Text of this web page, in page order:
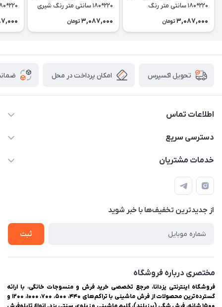
220*180 سانتی متر رنگ
نسکافه ای
3,087,000 تومان
220*180 سانتی متر رنگ شیری
3,087,000 تومان
دریایی
تحویل اکسپرس امکان پرداخت در محل
اطلاعات تماس
03538252575
اینترنتی یزدانا
دسترسی سریع
حساب کاربری
لیست محصولات
درباره ما
خدمات مشتریان
راهنمای ثبت سفارش
حریم خصوصی
سوالات متداول
از جدید‌ترین تخفیف‌ها با‌ خبر شوید
ثبت
مختصری درباره فروشگاه
فروشگاه اینترنتی یزدانا، مرجع تخصصی خرید فرش و منسوجات خانگی، با ارائه
گسترده‌ترین محصولات از فرش ماشینی با تراکم‌های ۴۴۰، ۵۰۰، ۷۰۰، ۱۰۰۰، ۱۲۰۰ و